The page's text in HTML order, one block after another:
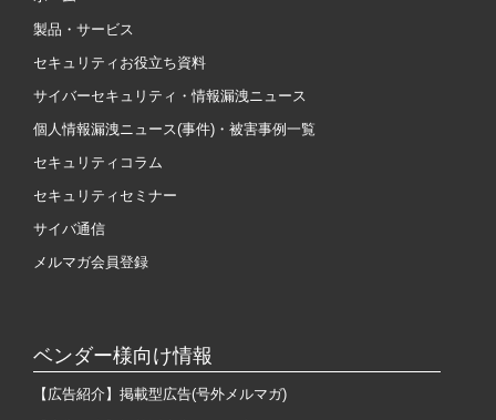
製品・サービス
セキュリティお役立ち資料
サイバーセキュリティ・情報漏洩ニュース
個人情報漏洩ニュース(事件)・被害事例一覧
セキュリティコラム
セキュリティセミナー
サイバ通信
メルマガ会員登録
ベンダー様向け情報
【広告紹介】掲載型広告(号外メルマガ)